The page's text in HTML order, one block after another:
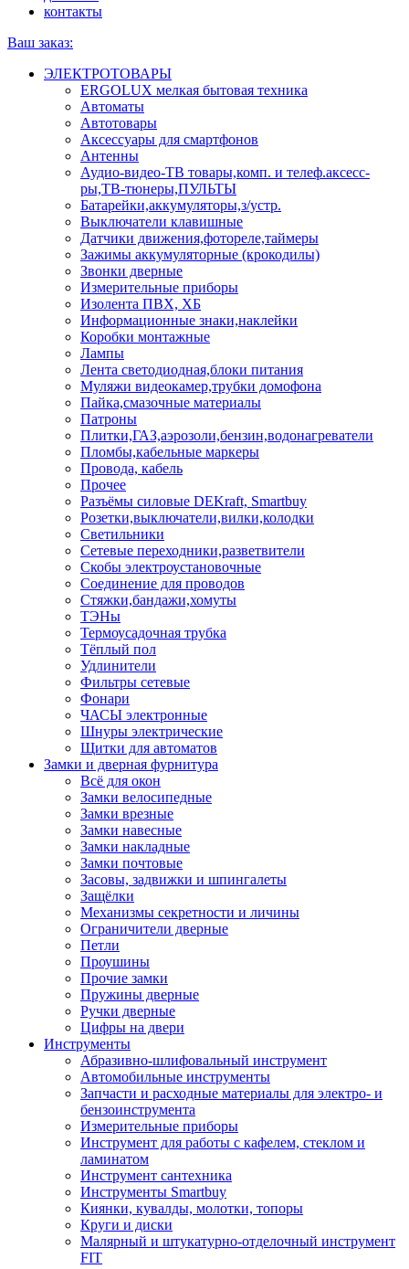
контакты
Ваш заказ:
ЭЛЕКТРОТОВАРЫ
ERGOLUX мелкая бытовая техника
Автоматы
Автотовары
Аксессуары для смартфонов
Антенны
Аудио-видео-ТВ товары,комп. и телеф.аксесс-
ры,ТВ-тюнеры,ПУЛЬТЫ
Батарейки,аккумуляторы,з/устр.
Выключатели клавишные
Датчики движения,фотореле,таймеры
Зажимы аккумуляторные (крокодилы)
Звонки дверные
Измерительные приборы
Изолента ПВХ, ХБ
Информационные знаки,наклейки
Коробки монтажные
Лампы
Лента светодиодная,блоки питания
Муляжи видеокамер,трубки домофона
Пайка,смазочные материалы
Патроны
Плитки,ГАЗ,аэрозоли,бензин,водонагреватели
Пломбы,кабельные маркеры
Провода, кабель
Прочее
Разъёмы силовые DEKraft, Smartbuy
Розетки,выключатели,вилки,колодки
Светильники
Сетевые переходники,разветвители
Скобы электроустановочные
Соединение для проводов
Стяжки,бандажи,хомуты
ТЭНы
Термоусадочная трубка
Тёплый пол
Удлинители
Фильтры сетевые
Фонари
ЧАСЫ электронные
Шнуры электрические
Щитки для автоматов
Замки и дверная фурнитура
Всё для окон
Замки велосипедные
Замки врезные
Замки навесные
Замки накладные
Замки почтовые
Засовы, задвижки и шпингалеты
Защёлки
Механизмы секретности и личины
Ограничители дверные
Петли
Проушины
Прочие замки
Пружины дверные
Ручки дверные
Цифры на двери
Инструменты
Абразивно-шлифовальный инструмент
Автомобильные инструменты
Запчасти и расходные материалы для электро- и
бензоинструмента
Измерительные приборы
Инструмент для работы с кафелем, стеклом и
ламинатом
Инструмент сантехника
Инструменты Smartbuy
Киянки, кувалды, молотки, топоры
Круги и диски
Малярный и штукатурно-отделочный инструмент
FIT